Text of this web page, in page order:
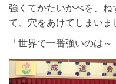
強くてかたいかべを、
て、穴をあけてしまいま
「世界で一番強いのは